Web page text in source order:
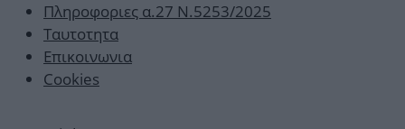
Πληροφοριες α.27 Ν.5253/2025
Ταυτοτητα
Επικοινωνια
Cookies